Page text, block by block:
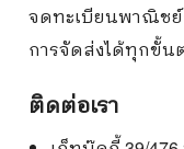
จดทะเบียนพาณิช
การจัดส่งได้ทุกขั้น
ติดต่อเรา